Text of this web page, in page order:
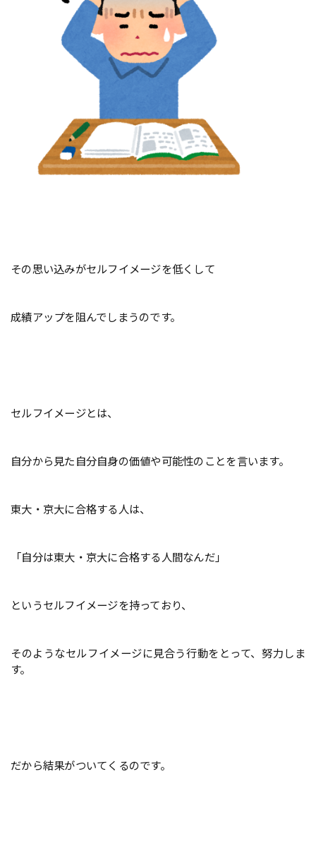
その思い込みがセルフイメージを低くして
成績アップを阻んでしまうのです。
セルフイメージとは、
自分から見た自分自身の価値や可能性のことを言います。
東大・京大に合格する人は、
「自分は東大・京大に合格する人間なんだ」
というセルフイメージを持っており、
そのようなセルフイメージに見合う行動をとって、努力しま
す。
だから結果がついてくるのです。